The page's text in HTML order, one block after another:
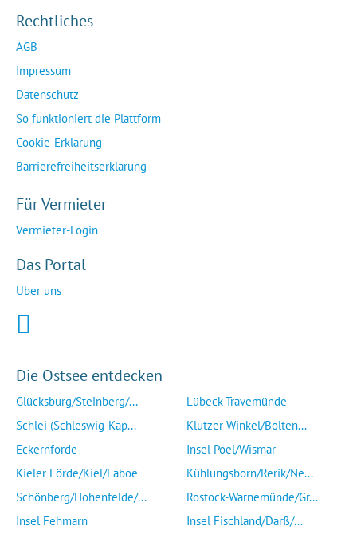
Rechtliches
AGB
Impressum
Datenschutz
So funktioniert die Plattform
Cookie-Erklärung
Barrierefreiheitserklärung
Für Vermieter
Vermieter-Login
Das Portal
Über uns
Die Ostsee entdecken
Glücksburg/Steinberg/...
Schlei (Schleswig-Kap...
Eckernförde
Kieler Förde/Kiel/Laboe
Schönberg/Hohenfelde/...
Insel Fehmarn
Lübeck-Travemünde
Klützer Winkel/Bolten...
Insel Poel/Wismar
Kühlungsborn/Rerik/Ne...
Rostock-Warnemünde/Gr...
Insel Fischland/Darß/...